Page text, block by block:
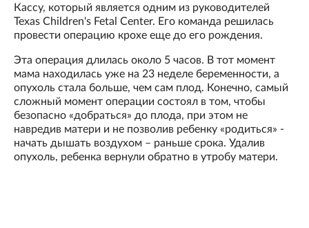
Кассу, который является одним из руководителей
Texas Children's Fetal Center. Его команда решилась
провести операцию крохе еще до его рождения.
Эта операция длилась около 5 часов. В тот момент
мама находилась уже на 23 неделе беременности, а
опухоль стала больше, чем сам плод. Конечно, самый
сложный момент операции состоял в том, чтобы
безопасно «добраться» до плода, при этом не
навредив матери и не позволив ребенку «родиться» -
начать дышать воздухом – раньше срока. Удалив
опухоль, ребенка вернули обратно в утробу матери.